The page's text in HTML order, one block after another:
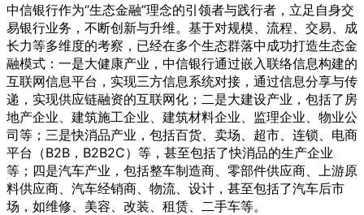
中信银行作为“生态金融”理念的引领者与践行者，立足自身交
易银行业务，不断创新与升维。基于对规模、流程、交易、成
长力等多维度的考察，已经在多个生态群落中成功打造生态金
融模式：一是大健康产业，中信银行通过嵌入联络信息构建的
互联网信息平台，实现三方信息系统对接，通过信息分享与传
递，实现供应链融资的互联网化；二是大建设产业，包括了房
地产企业、建筑施工企业、建筑材料企业、监理企业、物业公
司等；三是快消品产业，包括百货、卖场、超市、连锁、电商
平台（B2B，B2B2C）等，甚至包括了快消品的生产企业
等；四是汽车产业，包括整车制造商、零部件供应商、上游原
料供应商、汽车经销商、物流、设计，甚至包括了汽车后市
场，如维修、美容、改装、租赁、二手车等。